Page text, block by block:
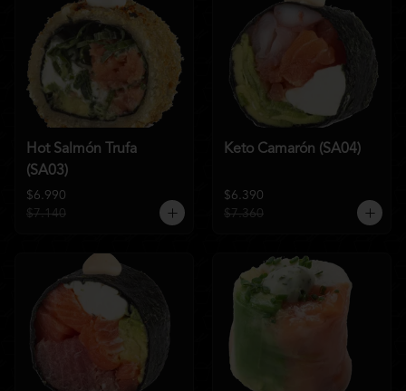
Hot Salmón Trufa
(SA03)
$6.990
$7.140
Keto Camarón (SA04)
$6.390
$7.360